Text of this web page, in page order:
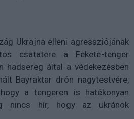
Ukrajna elleni agressziójának
csatatere a Fekete-tenger
hadsereg által a védekezésben
Bayraktar drón nagytestvére,
a tengeren is hatékonyan
nincs hír, hogy az ukránok